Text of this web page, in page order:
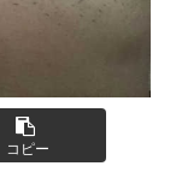
コピー